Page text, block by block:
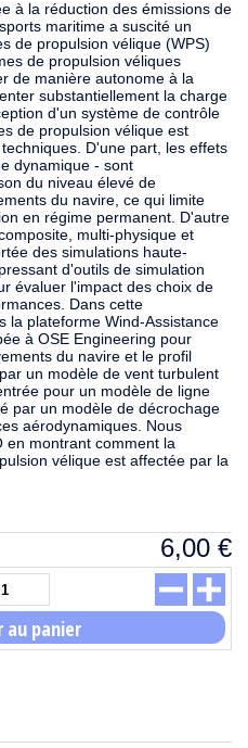
à la réduction des émissions de
maritime a suscité un
de propulsion vélique (WPS)
de propulsion véliques
de manière autonome à la
substantiellement la charge
d'un système de contrôle
de propulsion vélique est
D'une part, les effets
dynamique - sont
du niveau élevé de
du navire, ce qui limite
en régime permanent. D'autre
multi-physique et
des simulations haute-
d'outils de simulation
évaluer l'impact des choix de
Dans cette
la plateforme Wind-Assistance
à OSE Engineering pour
du navire et le profil
un modèle de vent turbulent
pour un modèle de ligne
par un modèle de décrochage
aérodynamiques. Nous
en montrant comment la
vélique est affectée par la
6,00 €
au panier